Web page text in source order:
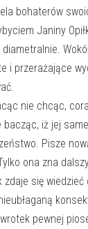
bohaterów
Janiny
i przerażające
nie chcąc,
bacząc, iż jej
Pisze
ona zna
zdaje się
pewnej